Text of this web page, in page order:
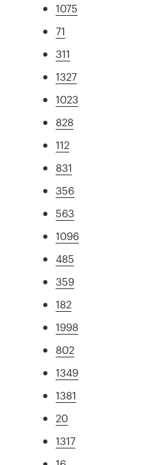
1075
71
311
1327
1023
828
112
831
356
563
1096
485
359
182
1998
802
1349
1381
20
1317